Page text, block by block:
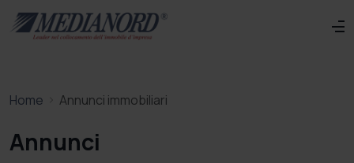
Home Annunci immobiliari
Annunci